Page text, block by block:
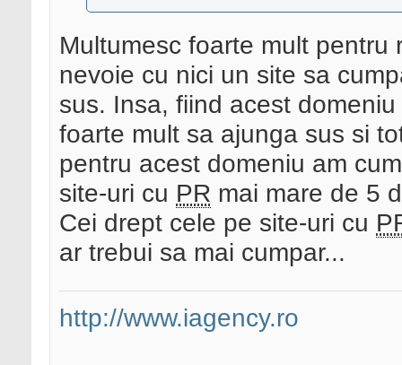
Multumesc foarte mult
nevoie cu nici un site sa
sus. Insa, fiind acest
foarte mult sa ajunga sus si
pentru acest domeniu am
site-uri cu PR mai mare de 5
Cei drept cele pe site-uri cu
ar trebui sa mai cumpar...
http://www.iagency.ro